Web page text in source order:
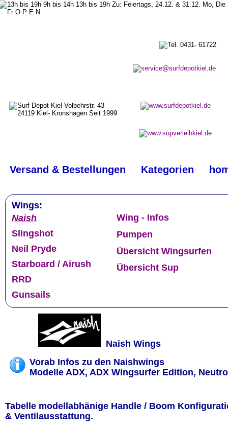
Naish Wings
Vorab Infos zu den Naishwings
Modelle ADX, ADX Wingsurfer Edition,
Tabelle modellabhänige Handle / Boom
& Ventilausstattung.
Wings:
Naish
Slingshot
Neil Pryde
Starboard / Airush
RRD
Gunsails
Wing - Infos
Pumpen
Übersicht Wingsurfen
Übersicht Sup
top
Versand & Bestellungen Kategorien